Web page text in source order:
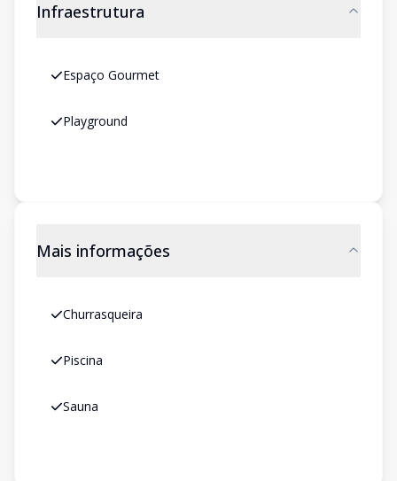
Infraestrutura
Espaço Gourmet
Playground
Mais informações
Churrasqueira
Piscina
Sauna